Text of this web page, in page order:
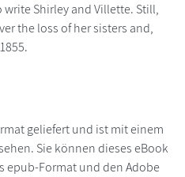
Shirley and Villette. Still,
the loss of her sisters and,
geliefert und ist mit einem
Sie können dieses eBook
epub-Format und den Adobe